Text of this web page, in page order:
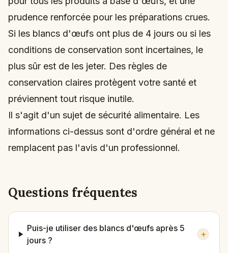
prudence renforcée pour les préparations crues.
Si les blancs d'œufs ont plus de 4 jours ou si les
conditions de conservation sont incertaines, le
plus sûr est de les jeter. Des règles de
conservation claires protègent votre santé et
préviennent tout risque inutile.
Il s'agit d'un sujet de sécurité alimentaire. Les
informations ci-dessus sont d'ordre général et ne
remplacent pas l'avis d'un professionnel.
Questions fréquentes
Puis-je utiliser des blancs d'œufs après 5
jours ?
+